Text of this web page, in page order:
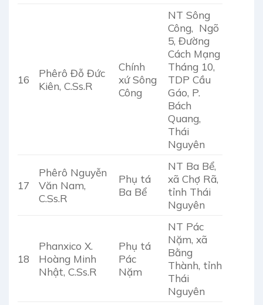
16
Phêrô Đỗ Đức
Kiên, C.Ss.R
Chính
xứ Sông
Công
NT Sông
Công, Ngõ
5, Đường
Cách Mạng
Tháng 10,
TDP Cầu
Gáo, P.
Bách
Quang,
Thái
Nguyên
17
Phêrô Nguyễn
Văn Nam,
C.Ss.R
Phụ tá
Ba Bể
NT Ba Bể,
xã Chợ Rã,
tỉnh Thái
Nguyên
18
Phanxico X.
Hoàng Minh
Nhật, C.Ss.R
Phụ tá
Pác
Nặm
NT Pác
Nặm, xã
Bằng
Thành, tỉnh
Thái
Nguyên